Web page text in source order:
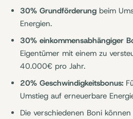
30% Grundförderung beim
Energien.
30% einkommensabhängiger
Eigentümer mit einem zu
40.000€ pro Jahr.
20% Geschwindigkeitsbonus:
Umstieg auf erneuerbare
Die verschiedenen Boni